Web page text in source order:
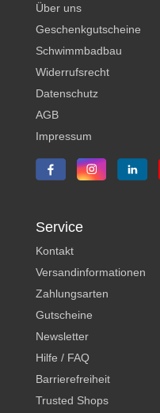
Über uns
Geschenkgutscheine
Schwimmbadbau
Widerrufsrecht
Datenschutz
AGB
Impressum
Service
Kontakt
Versandinformationen
Zahlungsarten
Gutscheine
Newsletter
Hilfe / FAQ
Barrierefreiheit
Trusted Shops